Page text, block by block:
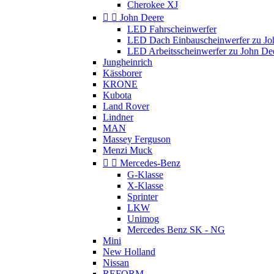
Cherokee XJ
  John Deere
LED Fahrscheinwerfer
LED Dach Einbauscheinwerfer zu
LED Arbeitsscheinwerfer zu John
Jungheinrich
Kässborer
KRONE
Kubota
Land Rover
Lindner
MAN
Massey Ferguson
Menzi Muck
  Mercedes-Benz
G-Klasse
X-Klasse
Sprinter
LKW
Unimog
Mercedes Benz SK - NG
Mini
New Holland
Nissan